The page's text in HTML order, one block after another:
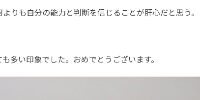
りも自分の能力と判断を信じることが肝心だと思う。
多い印象でした。おめでとうございます。